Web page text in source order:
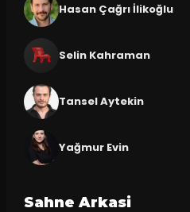
Hasan Çağrı İlikoğlu
Selin Kahraman
Tansel Aytekin
Yağmur Evin
Sahne Arkasi